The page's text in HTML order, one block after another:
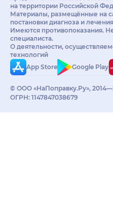
на территории Российской
Материалы, размещённые на
постановки диагноза и
Имеются противопоказания.
специалиста.
О деятельности,
технологий
App Store
Google Play
© ООО «НаПоправку.Ру»,
ОГРН: 1147847038679